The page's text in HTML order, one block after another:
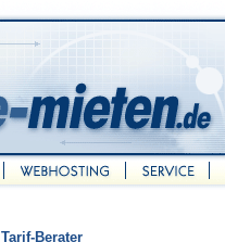
Tarif-Berater